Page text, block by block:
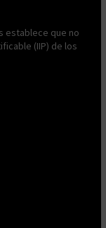
establece que no
(IIP) de los